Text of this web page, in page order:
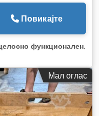
Повикајте
функционален,
Мал оглас